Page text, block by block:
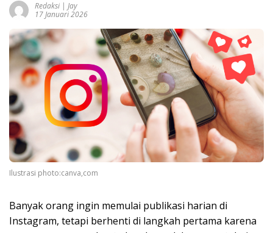
Redaksi | Jay
17 Januari 2026
Ilustrasi photo:canva,com
Banyak orang ingin memulai publikasi harian di
Instagram, tetapi berhenti di langkah pertama karena